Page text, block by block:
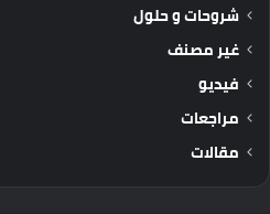
شروحات و حلول
غير مصنف
فيديو
مراجعات
مقالات